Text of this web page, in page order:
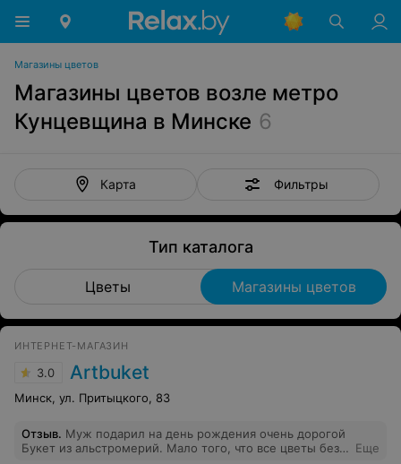
Магазины цветов
Магазины цветов возле метро
Кунцевщина в Минске 6
Карта Фильтры
Тип каталога
Цветы Магазины цветов
ИНТЕРНЕТ-МАГАЗИН
3.0 Artbuket
Минск, ул. Притыцкого, 83
Отзыв. Муж подарил на день рождения очень дорогой
Букет из альстромерий. Мало того, что все цветы без
Еще